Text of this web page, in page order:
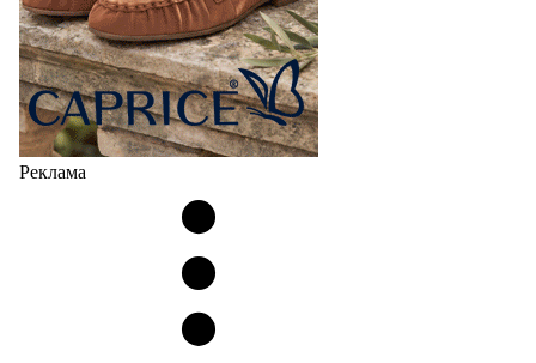
Реклама